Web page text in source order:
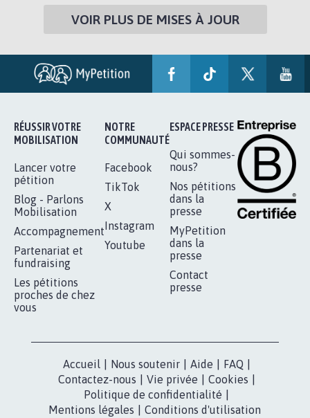
VOIR PLUS DE MISES À JOUR
RÉUSSIR VOTRE
MOBILISATION
Lancer votre
pétition
Blog - Parlons
Mobilisation
Accompagnement
Partenariat et
fundraising
Les pétitions
proches de chez
vous
NOTRE
COMMUNAUTÉ
Facebook
TikTok
X
Instagram
Youtube
ESPACE PRESSE
Qui sommes-
nous?
Nos pétitions
dans la
presse
MyPetition
dans la
presse
Contact
presse
Accueil Nous soutenir Aide FAQ
Contactez-nous
Vie privée Cookies
Politique de confidentialité
Mentions légales
Conditions d'utilisation